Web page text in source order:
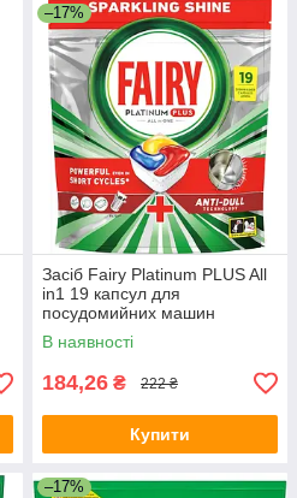
–17%
Засіб Fairy Platinum PLUS All
in1 19 капсул для
посудомийних машин
В наявності
184,26 ₴ 222 ₴
Купити
–17%